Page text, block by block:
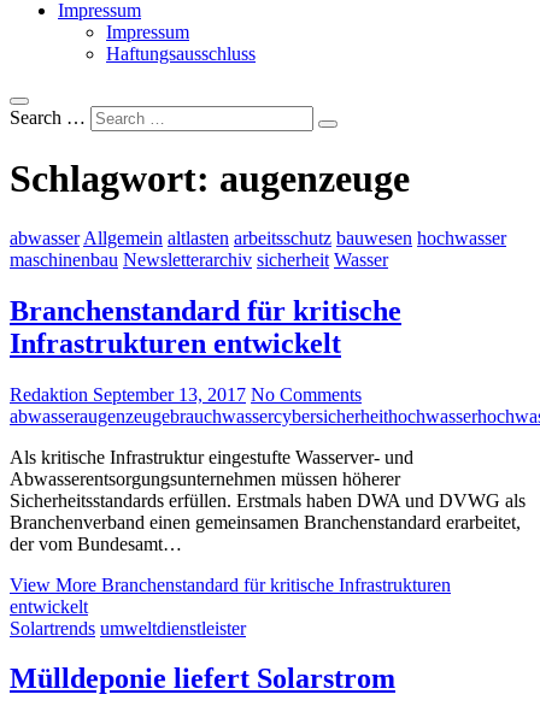
Impressum
Impressum
Haftungsausschluss
Search …
Schlagwort: augenzeuge
abwasser Allgemein altlasten arbeitsschutz bauwesen hochwasser
maschinenbau Newsletterarchiv sicherheit Wasser
Branchenstandard für kritische
Infrastrukturen entwickelt
Redaktion September 13, 2017 No Comments
abwasseraugenzeugebrauchwassercybersicherheithochwasser
Als kritische Infrastruktur eingestufte Wasserver- und
Abwasserentsorgungsunternehmen müssen höherer
Sicherheitsstandards erfüllen. Erstmals haben DWA und DVWG als
Branchenverband einen gemeinsamen Branchenstandard erarbeitet,
der vom Bundesamt…
View More Branchenstandard für kritische Infrastrukturen
entwickelt
Solartrends umweltdienstleister
Mülldeponie liefert Solarstrom